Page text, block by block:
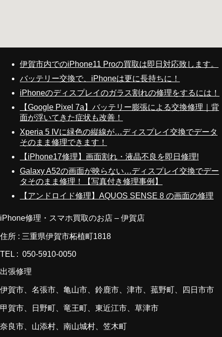
伊賀市内でのiPhone11 Proの買取は即日対応致します。
バッテリー交換で、iPhoneは更に長持ちに！
iPhoneのディスプレイのガラス割れの修理をするには！
【Google Pixel 7a】バッテリー膨張による交換修理｜背
面が浮いてきた症状も改善！
Xperia 5 IVに緑色の縦線が…ディスプレイ交換でデータ
そのまま修理できます！
【iPhone17修理】画面割れ・液晶不良を即日修理!
Galaxy A52の画面が映らない…ディスプレイ交換でデー
タそのまま修理！【写真付き修理事例】
【アンドロイド修理】AQUOS SENSE 8 の画面の修理
iPhone修理・スマホ買取のお店 – 伊賀店
住所 : 三重県伊賀市柘植町1818
TEL : 050-5910-0050
出張修理
伊賀市、名張市、亀山市、鈴鹿市、津市、菰野町、四日市市
甲賀市、日野町、竜王町、東近江市、草津市
奈良市、山添村、南山城村、笠木町